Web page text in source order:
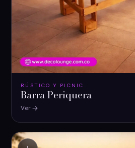
RÚSTICO Y PICNIC
Barra Periquera
Ver